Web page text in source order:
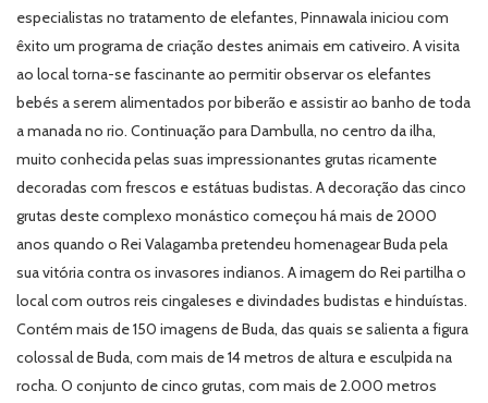
especialistas no tratamento de elefantes, Pinnawala iniciou com
êxito um programa de criação destes animais em cativeiro. A visita
ao local torna-se fascinante ao permitir observar os elefantes
bebés a serem alimentados por biberão e assistir ao banho de toda
a manada no rio. Continuação para Dambulla, no centro da ilha,
muito conhecida pelas suas impressionantes grutas ricamente
decoradas com frescos e estátuas budistas. A decoração das cinco
grutas deste complexo monástico começou há mais de 2000
anos quando o Rei Valagamba pretendeu homenagear Buda pela
sua vitória contra os invasores indianos. A imagem do Rei partilha o
local com outros reis cingaleses e divindades budistas e hinduístas.
Contém mais de 150 imagens de Buda, das quais se salienta a figura
colossal de Buda, com mais de 14 metros de altura e esculpida na
rocha. O conjunto de cinco grutas, com mais de 2.000 metros